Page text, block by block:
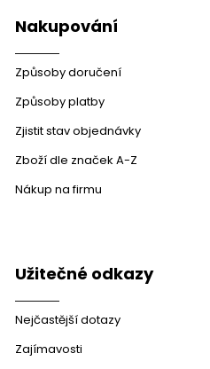
Nakupování
Způsoby doručení
Způsoby platby
Zjistit stav objednávky
Zboží dle značek A-Z
Nákup na firmu
Užitečné odkazy
Nejčastější dotazy
Zajímavosti